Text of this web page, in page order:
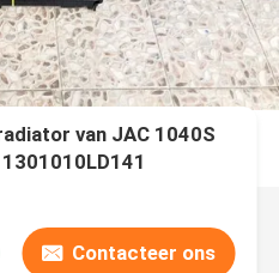
van JAC 1040S
Contacteer ons